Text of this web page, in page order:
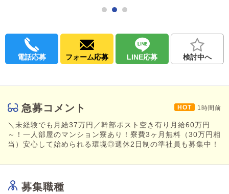
★週休2日制の準社員も歓迎！
￣￣￣￣￣￣￣￣￣￣￣￣￣
現在完全週休2日制の準社員も積極採用中！
・入社後は未経験でも
固定給＋歩合＋手当で
最初からガッツリ稼げる環境ご用意！
【月給60万円～70万円】＋手当＋高額歩合
ここまでくると一気に勝ちです！
電話応募 フォーム応募 LINE応募 検討中へ
急募コメント 1時間前
＼未経験でも月給37万円／幹部ポスト空き有り月給60万円
～！一人部屋のマンション寮あり！寮費3ヶ月無料（30万円相
当）安心して始められる環境◎週休2日制の準社員も募集中！
募集職種